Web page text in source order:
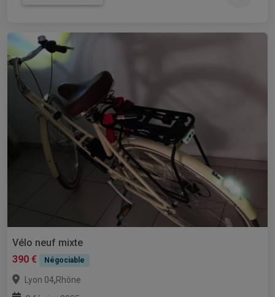
Vélo neuf mixte
390 €
Négociable
Lyon 04,Rhône